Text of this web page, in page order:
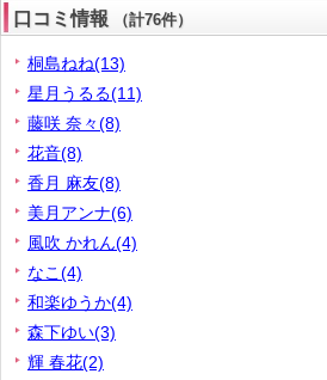
口コミ情報 （計76件）
桐島ねね(13)
星月うるる(11)
藤咲 奈々(8)
花音(8)
香月 麻友(8)
美月アンナ(6)
風吹 かれん(4)
なこ(4)
和楽ゆうか(4)
森下ゆい(3)
輝 春花(2)